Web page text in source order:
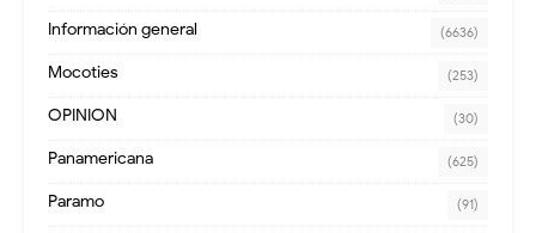
Información general (6636)
Mocoties (253)
OPINION (30)
Panamericana (625)
Paramo (91)